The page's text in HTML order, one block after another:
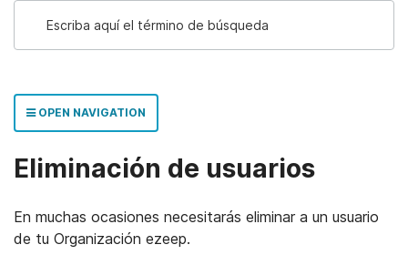
OPEN NAVIGATION
Eliminación de usuarios
En muchas ocasiones necesitarás eliminar a un usuario
de tu Organización ezeep.